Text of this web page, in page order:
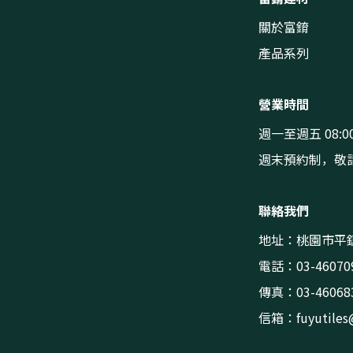
關於富錥
產品系列
營業時間
週一至週五
週末預約制，敬
聯絡我們
地址：桃園市平
電話：03-
傳真：03-
信箱：